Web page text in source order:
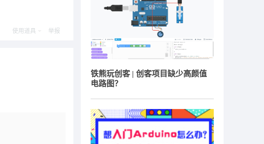
使用道具 举报
铁熊玩创客 | 创客项目缺少高颜值
电路图？